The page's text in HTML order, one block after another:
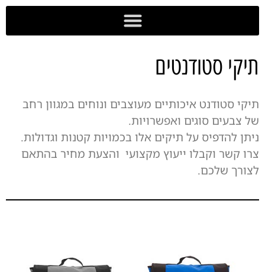
לתוכן
תיקי סטודנטים
תיקי סטודנט איכותיים מעוצבים ונוחים במגוון רחב
של צבעים סוגים ואפשרויות.
ניתן להדפיס על תיקים אלו בכמויות קטנות וגדולות.
צרו קשר וקבלו ייעוץ מקצועי והצעת מחיר בהתאם
לצורך שלכם.